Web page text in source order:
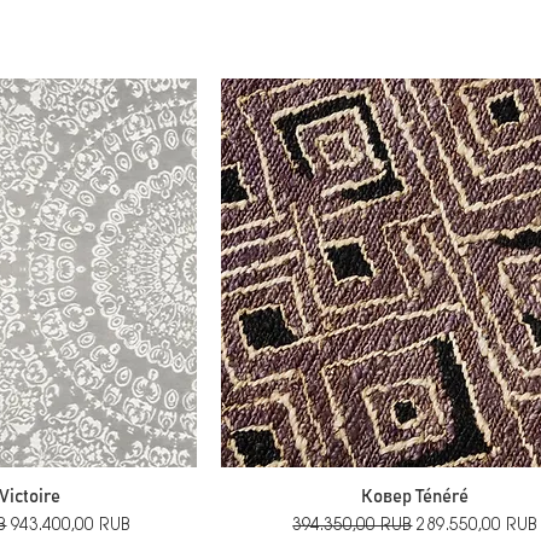
Цена со скидкой
943.400,00 RUB
Ковер Ténéré
Обычная цена
394.350,00 RUB Цена со скидкой
289.550,00 RUB